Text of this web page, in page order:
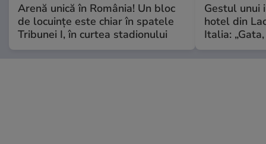
Arenă unică în România! Un bloc
de locuințe este chiar în spatele
Tribunei I, în curtea stadionului
Gestul unui
hotel din
Italia: